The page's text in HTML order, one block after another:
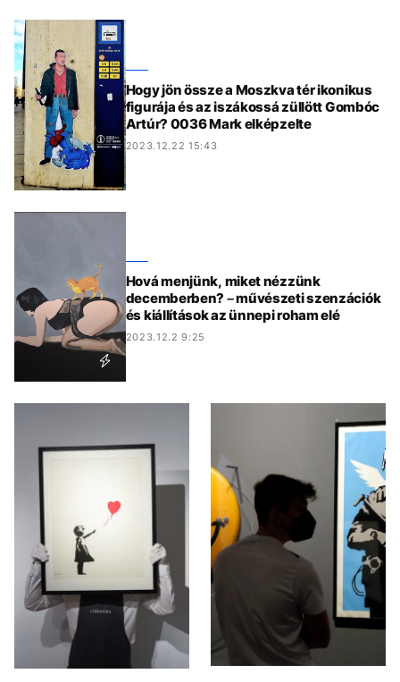
Hogy jön össze a Moszkva tér ikonikus
figurája és az iszákossá züllött Gombóc
Artúr? 0036 Mark elképzelte
2023.12.22 15:43
Hová menjünk, miket nézzünk
decemberben? – művészeti szenzációk
és kiállítások az ünnepi roham elé
2023.12.2 9:25